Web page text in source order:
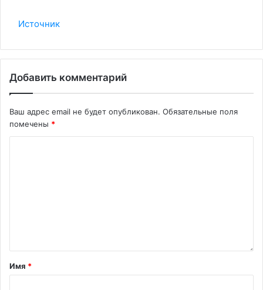
Источник
Добавить комментарий
Ваш адрес email не будет опубликован. Обязательные поля
помечены *
Имя *